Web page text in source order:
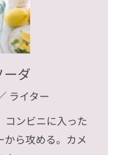
ーダ
ライター
コンビニに入った
から攻める。カメ